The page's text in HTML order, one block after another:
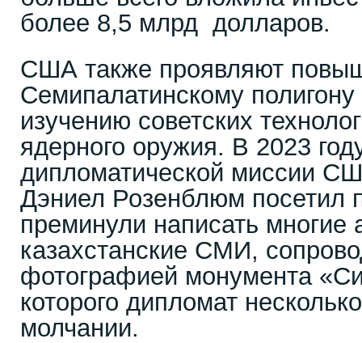
более 8,5 млрд долларов.
США также проявляют
Семипалатинскому полигону
изучению советских
ядерного оружия. В 2023
дипломатической миссии
Дэниел Розенблюм посетил
преминули написать многие
казахстанские СМИ,
фотографией монумента
которого дипломат
молчании.